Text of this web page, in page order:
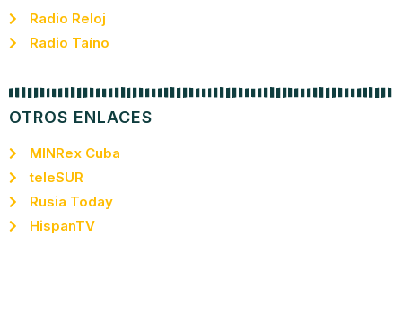
Radio Reloj
Radio Taíno
OTROS ENLACES
MINRex Cuba
teleSUR
Rusia Today
HispanTV